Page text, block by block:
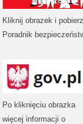
Kliknij obrazek i pobierz
Poradnik
Po kliknięciu obrazka
więcej informacji o